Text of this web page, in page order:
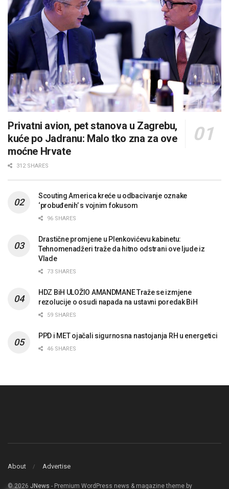
Privatni avion, pet stanova u Zagrebu,
kuće po Jadranu: Malo tko zna za ove
moćne Hrvate
312 SHARES
Scouting America kreće u odbacivanje oznake
‘probuđenih’ s vojnim fokusom
96 SHARES
Drastične promjene u Plenkovićevu kabinetu:
Tehnomenadžeri traže da hitno odstrani ove ljude iz
Vlade
73 SHARES
HDZ BiH ULOŽIO AMANDMANE Traže se izmjene
rezolucije o osudi napada na ustavni poredak BiH
59 SHARES
PPD i MET ojačali sigurnosna nastojanja RH u energetici
46 SHARES
About Advertise
© 2026 JNews - Premium WordPress news & magazine theme by